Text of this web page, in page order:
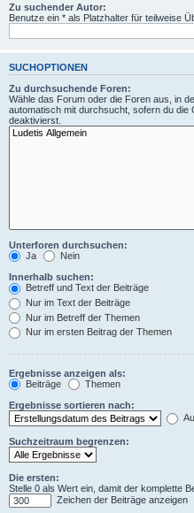
Zu suchender Autor:
Benutze ein * als Platzhalter für teilweise
SUCHOPTIONEN
Zu durchsuchende Foren:
Wähle das Forum oder die Foren aus, in
automatisch mit durchsucht, sofern du die
deaktivierst.
Unterforen durchsuchen:
Ja
Nein
Innerhalb suchen:
Betreff und Text der Beiträge
Nur im Text der Beiträge
Nur im Betreff der Themen
Nur im ersten Beitrag der Themen
Ergebnisse anzeigen als:
Beiträge
Themen
Ergebnisse sortieren nach:
Suchzeitraum begrenzen:
Die ersten:
Stelle 0 als Wert ein, damit der komplette
Zeichen der Beiträge anzeigen